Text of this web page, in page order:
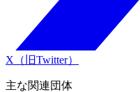
X（旧Twitter）
主な関連団体